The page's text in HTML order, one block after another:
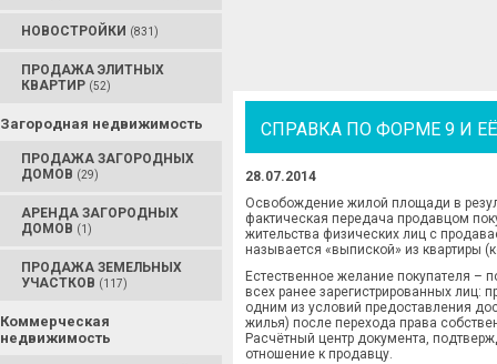
НОВОСТРОЙКИ (831)
ПРОДАЖА ЭЛИТНЫХ
КВАРТИР (52)
Загородная недвижимость
ПРОДАЖА ЗАГОРОДНЫХ
ДОМОВ (29)
АРЕНДА ЗАГОРОДНЫХ
ДОМОВ (1)
ПРОДАЖА ЗЕМЕЛЬНЫХ
УЧАСТКОВ (117)
Коммерческая
недвижимость
СПРАВКА ПО ФОРМЕ 9 И
28.07.2014
Освобождение жилой площади в
фактическая передача продавцом
жительства физических лиц с
называется «выпиской» из квартиры
Естественное желание покупателя –
всех ранее зарегистрированных лиц:
одним из условий предоставления
жилья) после перехода права
Расчётный центр документа,
отношение к продавцу.